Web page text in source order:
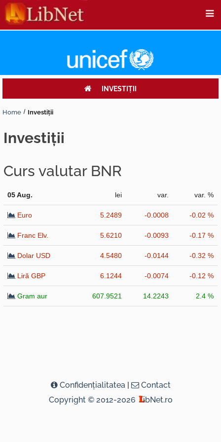
INVESTIŢII
Home Investiţii
investiţii
Curs valutar BNR
05 Aug. lei var. var. %
Euro 5.2489 -0.0008 -0.02 %
Franc Elv. 5.6210 -0.0093 -0.17 %
Dolar USD 4.5480 -0.0144 -0.32 %
Liră GBP 6.1244 -0.0074 -0.12 %
Gram aur 607.9521 14.2243 2.4 %
Confidenţialitatea |
Contact
Copyright © 2012-2026
ibNet.ro